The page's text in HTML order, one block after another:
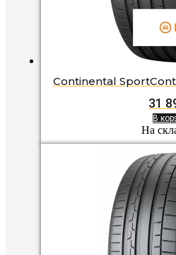
Continental
31
В
На